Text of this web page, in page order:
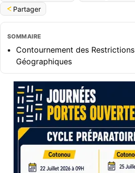
Partager
SOMMAIRE
Contournement des Restrictions
Géographiques